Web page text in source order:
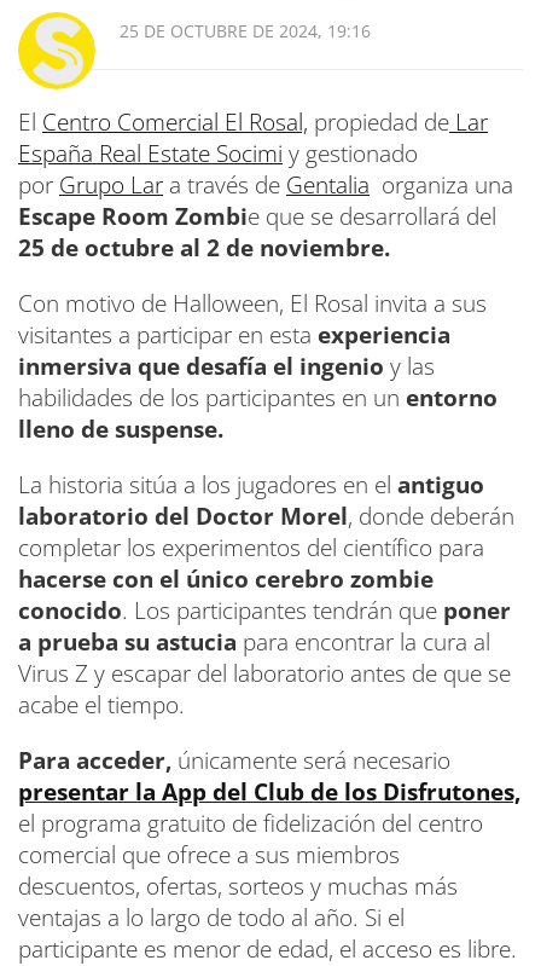
25 DE OCTUBRE DE 2024, 19:16
El Centro Comercial El Rosal, propiedad de Lar
España Real Estate Socimi y gestionado
por Grupo Lar a través de Gentalia organiza una
Escape Room Zombie que se desarrollará del
25 de octubre al 2 de noviembre.
Con motivo de Halloween, El Rosal invita a sus
visitantes a participar en esta experiencia
inmersiva que desafía el ingenio y las
habilidades de los participantes en un entorno
lleno de suspense.
La historia sitúa a los jugadores en el antiguo
laboratorio del Doctor Morel, donde deberán
completar los experimentos del científico para
hacerse con el único cerebro zombie
conocido. Los participantes tendrán que poner
a prueba su astucia para encontrar la cura al
Virus Z y escapar del laboratorio antes de que se
acabe el tiempo.
Para acceder, únicamente será necesario
presentar la App del Club de los Disfrutones,
el programa gratuito de fidelización del centro
comercial que ofrece a sus miembros
descuentos, ofertas, sorteos y muchas más
ventajas a lo largo de todo al año. Si el
participante es menor de edad, el acceso es libre.